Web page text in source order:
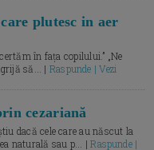
plutesc in aer
în fața copilului.” „Ne
să... | Raspunde | Vezi
cezariană
dacă cele care au născut la
naturală sau p... |Raspunde |